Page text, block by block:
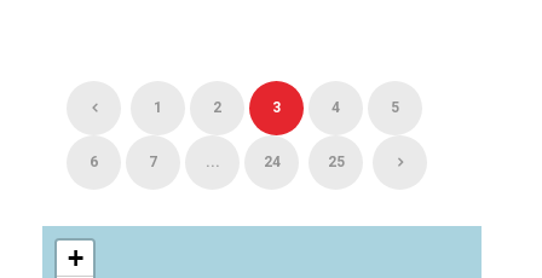
1 2 3 4 5
6 7 ... 24 25
+